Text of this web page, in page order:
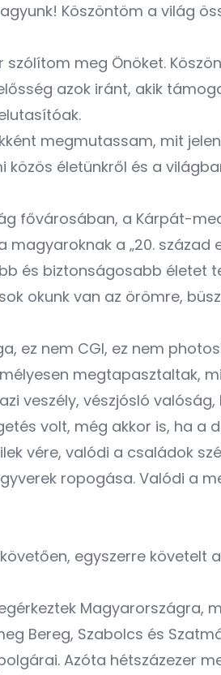
Köszöntöm a világ
meg Önöket.
azok iránt, akik
megmutassam, mit
életünkről és a
fővárosában, a Kárpát-
a „20. század
és biztonságosabb életet
okunk van az örömre,
ez nem CGI, ez nem
megtapasztaltak,
veszély, vészjósló
volt, még akkor is, ha a
vére, valódi a családok
ropogása. Valódi a
egyszerre követelt
Bereg, Szabolcs és
Azóta hétszázezer